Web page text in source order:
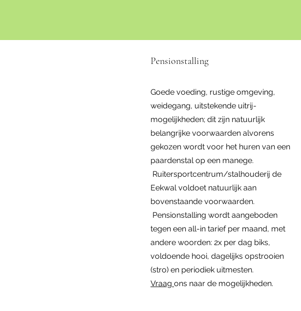
Pensionstalling
Goede voeding, rustige omgeving,
weidegang, uitstekende uitrij-
mogelijkheden; dit zijn natuurlijk
belangrijke voorwaarden alvorens
gekozen wordt voor het huren van een
paardenstal op een manege.
Ruitersportcentrum/stalhouderij de
Eekwal voldoet natuurlijk aan
bovenstaande voorwaarden.
Pensionstalling wordt aangeboden
tegen een all-in tarief per maand, met
andere woorden: 2x per dag biks,
voldoende hooi, dagelijks opstrooien
(stro) en periodiek uitmesten.
Vraag ons naar de mogelijkheden.